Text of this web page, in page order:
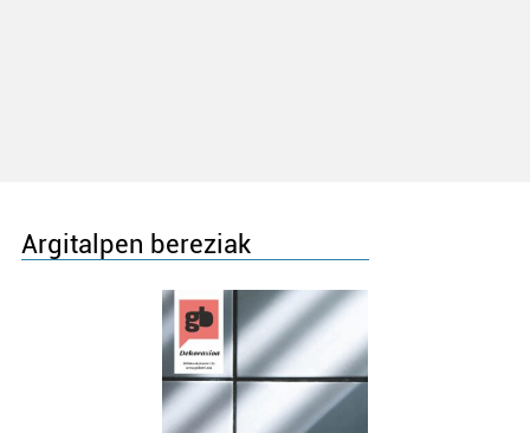
Argitalpen bereziak